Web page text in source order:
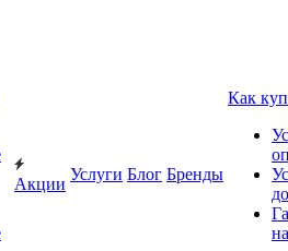
Акции
Услуги Блог Бренды
Как